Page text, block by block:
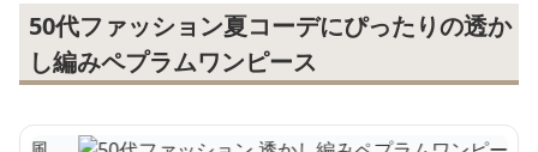
50代ファッション夏コーデにぴったりの透か
し編みペプラムワンピース